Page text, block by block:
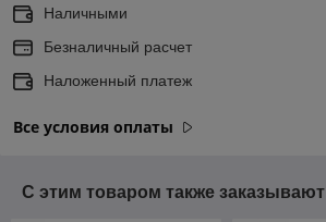
Наличными
Безналичный расчет
Наложенный платеж
Все условия оплаты
С этим товаром также заказывают